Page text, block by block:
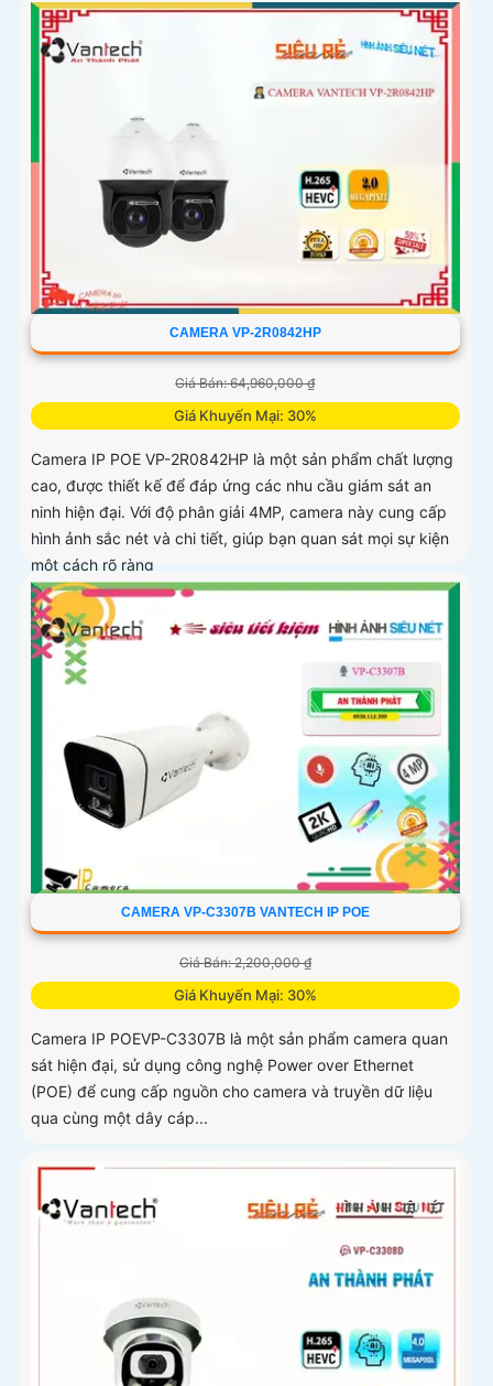
CAMERA VP-2R0842HP
Giá Bán: 64,960,000 ₫
Giá Khuyến Mại: 30%
Camera IP POE VP-2R0842HP là một sản phẩm chất lượng
cao, được thiết kế để đáp ứng các nhu cầu giám sát an
ninh hiện đại. Với độ phân giải 4MP, camera này cung cấp
hình ảnh sắc nét và chi tiết, giúp bạn quan sát mọi sự kiện
một cách rõ ràng
CAMERA VP-C3307B VANTECH IP POE
Giá Bán: 2,200,000 ₫
Giá Khuyến Mại: 30%
Camera IP POEVP-C3307B là một sản phẩm camera quan
sát hiện đại, sử dụng công nghệ Power over Ethernet
(POE) để cung cấp nguồn cho camera và truyền dữ liệu
qua cùng một dây cáp...